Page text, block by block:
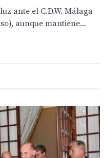
ante el C.D.W. Málaga
aunque mantiene...